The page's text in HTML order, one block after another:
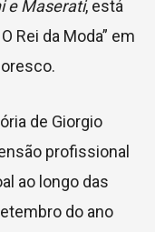
e Maserati, está
Rei da Moda” em
de Giorgio
profissional
ao longo das
do ano